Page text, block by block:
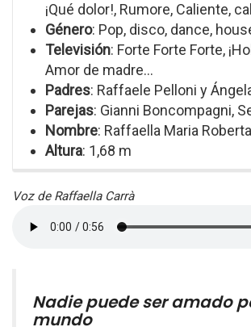
¡Qué dolor!, Rumore, Caliente,
Género: Pop, disco, dance,
Televisión: Forte Forte Forte,
Amor de madre...
Padres: Raffaele Pelloni y
Parejas: Gianni Boncompagni,
Nombre: Raffaella Maria
Altura: 1,68 m
Voz de Raffaella Carrà
Nadie puede ser amado
mundo